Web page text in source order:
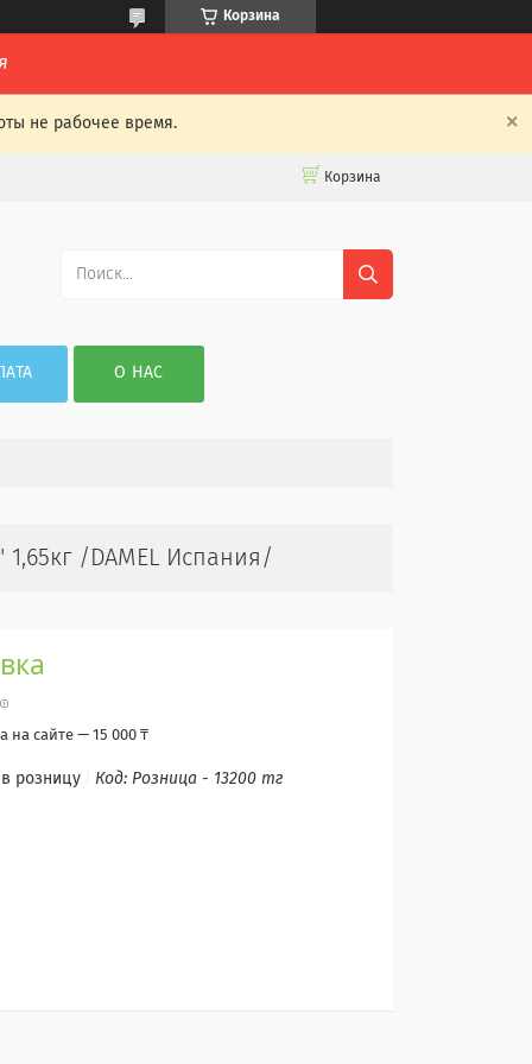
Корзина
не рабочее время.
Корзина
О НАС
/DAMEL Испания/
на сайте — 15 000 ₸
розницу Код: Розница - 13200 тг